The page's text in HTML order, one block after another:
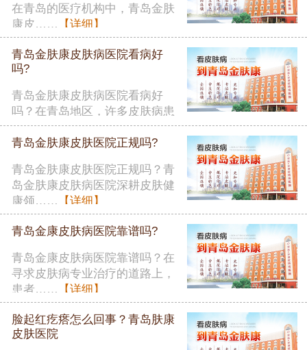
在青岛的医疗机构中，青岛金肤
康皮…… 【详细】
青岛金肤康皮肤病医院看病好
吗?
青岛金肤康皮肤病医院看病好
吗？在青岛地区，许多皮肤病患
者在……【详细】
青岛金肤康皮肤医院正规吗?
青岛金肤康皮肤医院正规吗？青
岛金肤康皮肤病医院深耕皮肤健
康领…… 【详细】
青岛金康皮肤病医院靠谱吗?
青岛金康皮肤病医院靠谱吗？在
寻求皮肤病专业治疗的道路上，
患者…… 【详细】
脸起红疙瘩怎么回事？青岛肤康
皮肤医院